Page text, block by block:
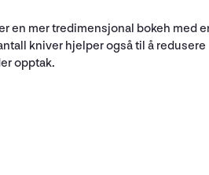
en mer tredimensjonal bokeh med
kniver hjelper også til å redusere
opptak.